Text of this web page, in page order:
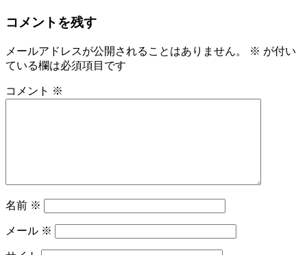
コメントを残す
メールアドレスが公開されることはありません。 ※ が付い
ている欄は必須項目です
コメント ※
名前 ※
メール ※